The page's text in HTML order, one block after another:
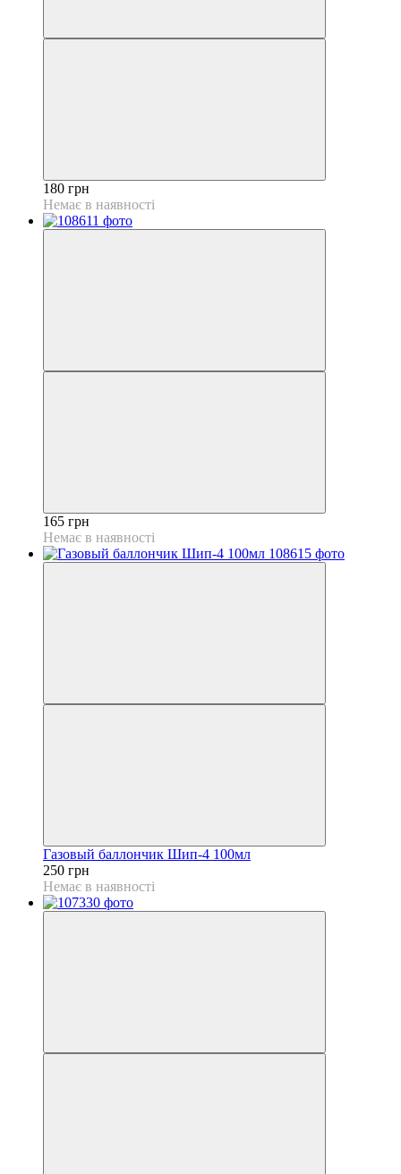
180 грн
Немає в наявності
165 грн
Немає в наявності
Газовый баллончик Шип-4 100мл
250 грн
Немає в наявності